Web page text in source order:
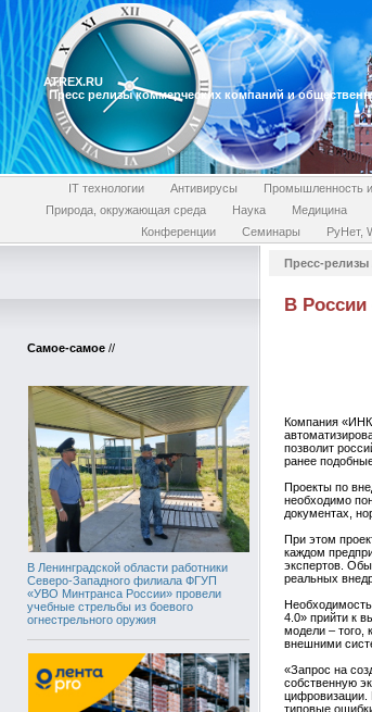
ATREX.RU
Пресс релизы коммерческих компаний и
IT технологии Антивирусы Промышленность и
Природа, окружающая среда
Наука Медицина
Конференции
Семинары РуНет,
Самое-самое //
В Ленинградской области работники
Северо-Западного филиала ФГУП
«УВО Минтранса России» провели
учебные стрельбы из боевого
огнестрельного оружия
Пресс-релизы
В России
Компания
позволит
ранее
Проекты по
необходимо
документах,
При этом
каждом
экспертов.
реальных
4.0» прийти к
модели – того,
внешними
«Запрос на
собственную
цифровизации.
типовые